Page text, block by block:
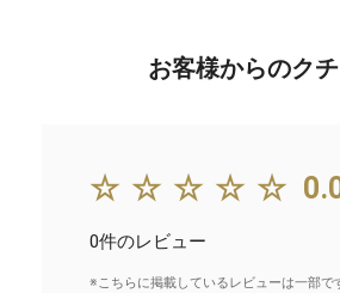
お客様からのクチ
☆☆☆☆☆
0件のレビュー
※こちらに掲載しているレビューは一部で